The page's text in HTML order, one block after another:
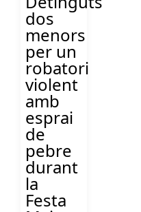
dos
menors
per un
robatori
violent
amb
esprai
de
pebre
durant
la
Festa